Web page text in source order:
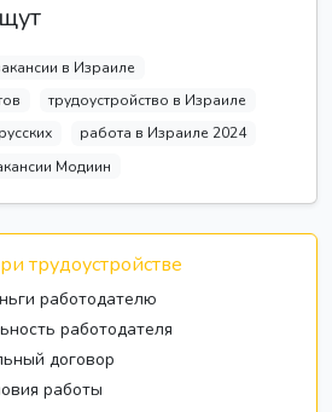
в Израиле
трудоустройство в Израиле
работа в Израиле 2024
Модиин
трудоустройстве
работодателю
работодателя
договор
работы